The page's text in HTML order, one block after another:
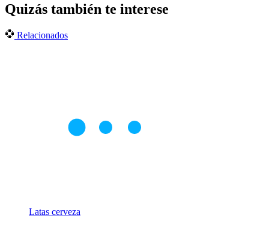
Quizás también te interese
Relacionados
Latas cerveza